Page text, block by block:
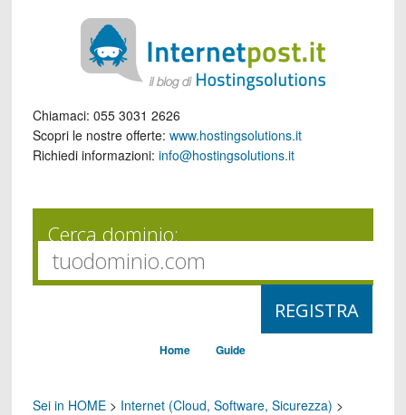
Chiamaci: 055 3031 2626
Scopri le nostre offerte: www.hostingsolutions.it
Richiedi informazioni: info@hostingsolutions.it
Cerca dominio:
Home Guide
Sei in HOME> Internet (Cloud, Software, Sicurezza) >